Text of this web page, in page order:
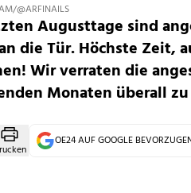
@ARFINAILS
Augusttage sind
die Tür. Höchste Zeit,
Wir verraten die
Monaten überall
OE24 AUF GOOGLE